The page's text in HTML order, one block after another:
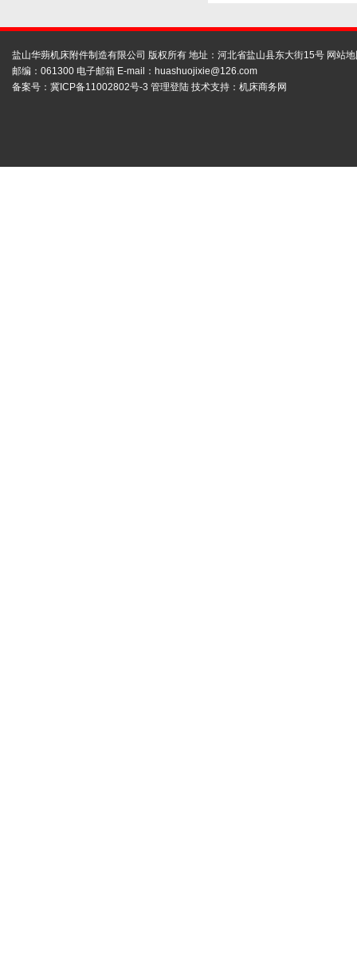
盐山华蒴机床附件制造有限公司 版权所有 地址：河北省盐山县东大街15号 网站
邮编：061300 电子邮箱 E-mail： huashuojixie@126.com
备案号： 冀ICP备11002802号-3 管理登陆 技术支持： 机床商务网